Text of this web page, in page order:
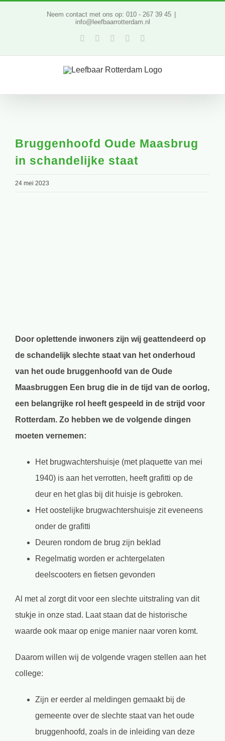
Neem contact met ons op: 010 - 267 39 45
info@leefbaarrotterdam.nl
Facebook
TwitterYouTubeLinkedIn
Bruggenhoofd Oude Maasbrug
in schandelijke staat
24 mei 2023
Door oplettende inwoners zijn wij geattendeerd op
de schandelijk slechte staat van het onderhoud
van het oude bruggenhoofd van de Oude
Maasbruggen Een brug die in de tijd van de oorlog,
een belangrijke rol heeft gespeeld in de strijd voor
Rotterdam. Zo hebben we de volgende dingen
moeten vernemen:
Het brugwachtershuisje (met plaquette van mei
1940) is aan het verrotten, heeft grafitti op de
deur en het glas bij dit huisje is gebroken.
Het oostelijke brugwachtershuisje zit eveneens
onder de grafitti
Deuren rondom de brug zijn beklad
Regelmatig worden er achtergelaten
deelscooters en fietsen gevonden
Al met al zorgt dit voor een slechte uitstraling van dit
stukje in onze stad. Laat staan dat de historische
waarde ook maar op enige manier naar voren komt.
Daarom willen wij de volgende vragen stellen aan het
college:
Zijn er eerder al meldingen gemaakt bij de
gemeente over de slechte staat van het oude
bruggenhoofd, zoals in de inleiding van deze